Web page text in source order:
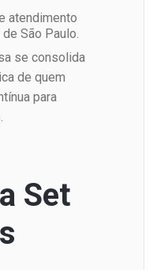
atendimento
São Paulo.
se consolida
de quem
para
Set